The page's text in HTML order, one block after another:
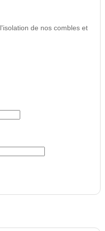
de nos combles et